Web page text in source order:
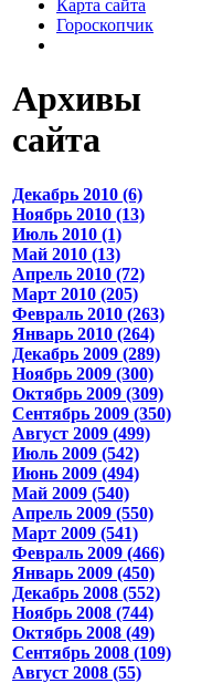
Карта сайта
Гороскопчик
Архивы
сайта
Декабрь 2010 (6)
Ноябрь 2010 (13)
Июль 2010 (1)
Май 2010 (13)
Апрель 2010 (72)
Март 2010 (205)
Февраль 2010 (263)
Январь 2010 (264)
Декабрь 2009 (289)
Ноябрь 2009 (300)
Октябрь 2009 (309)
Сентябрь 2009 (350)
Август 2009 (499)
Июль 2009 (542)
Июнь 2009 (494)
Май 2009 (540)
Апрель 2009 (550)
Март 2009 (541)
Февраль 2009 (466)
Январь 2009 (450)
Декабрь 2008 (552)
Ноябрь 2008 (744)
Октябрь 2008 (49)
Сентябрь 2008 (109)
Август 2008 (55)